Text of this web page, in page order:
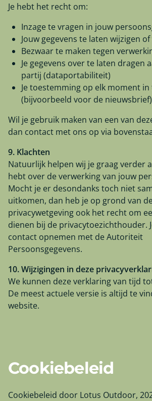
Je hebt het recht om:
Inzage te vragen in jouw
Jouw gegevens te laten wijzigen
Bezwaar te maken tegen
Je gegevens over te laten dragen
partij (dataportabiliteit)
Je toestemming op elk moment
(bijvoorbeeld voor de nieuwsbrief)
Wil je gebruik maken van een van
dan contact met ons op via
9. Klachten
Natuurlijk helpen wij je graag verder
hebt over de verwerking van jouw
Mocht je er desondanks toch niet
uitkomen, dan heb je op grond van
privacywetgeving ook het recht om
dienen bij de privacytoezichthouder.
contact opnemen met de Autoriteit
Persoonsgegevens.
10. Wijzigingen in deze
We kunnen deze verklaring van tijd
De meest actuele versie is altijd te
website.
Cookiebeleid
Cookiebeleid door Lotus Outdoor,